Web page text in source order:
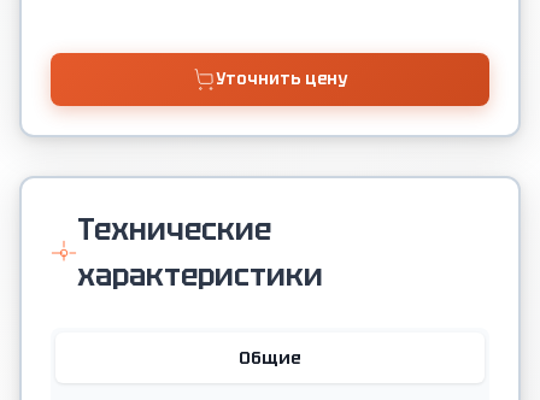
Уточнить цену
Технические
характеристики
Общие